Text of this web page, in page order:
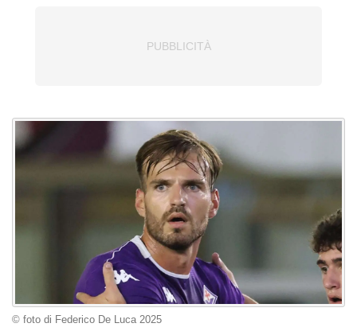
© foto di Federico De Luca 2025